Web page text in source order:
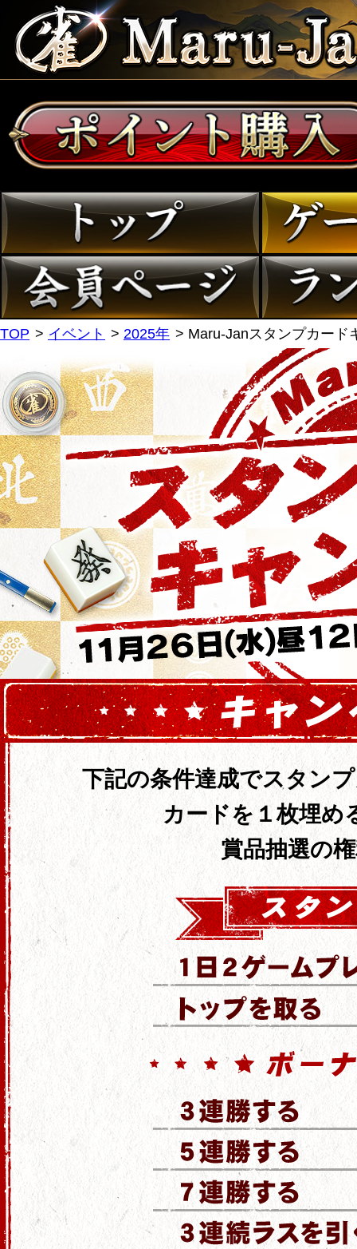
TOP イベント 2025年 Maru-Janスタンプカード
下記の条件達成でスタン
カードを１枚埋め
賞品抽選の